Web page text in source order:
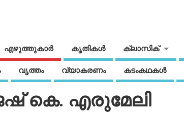
എഴുത്തുകാര്‍ കൃതികൾ ക്ലാസിക്
വൃത്തം വ്യാകരണം കടംകഥകള്‍
കെ. എരുമേലി